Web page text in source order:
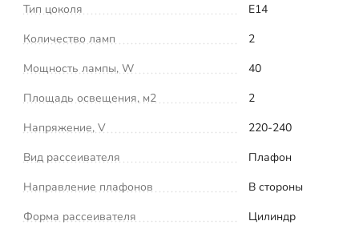
Тип цоколя
E14
Количество ламп
2
Мощность лампы, W
40
Площадь освещения, м2
2
Напряжение, V
220-240
Вид рассеивателя
Плафон
Направление плафонов
В стороны
Форма рассеивателя
Цилиндр